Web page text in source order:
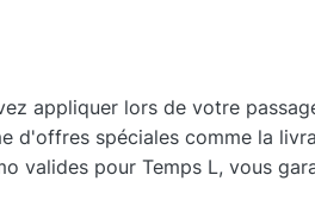
appliquer lors de votre
d'offres spéciales comme la
valides pour Temps L, vous